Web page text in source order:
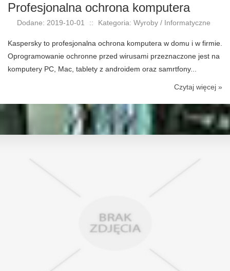
Profesjonalna ochrona komputera
Dodane: 2019-10-01 :: Kategoria: Wyroby / Informatyczne
Kaspersky to profesjonalna ochrona komputera w domu i w firmie.
Oprogramowanie ochronne przed wirusami przeznaczone jest na
komputery PC, Mac, tablety z androidem oraz samrtfony...
Czytaj więcej »